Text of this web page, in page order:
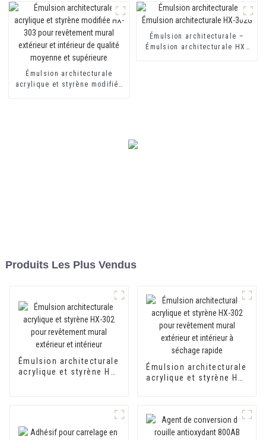
mortier et au ciment
d'isolation thermique
Émulsion architecturale
acrylique et styrène modifiée
Émulsion architecturale –
Émulsion architecturale HX-
Produits Les Plus Vendus
Émulsion architecturale
acrylique et styrène HX-
Émulsion architecturale
acrylique et styrène HX-
rapide